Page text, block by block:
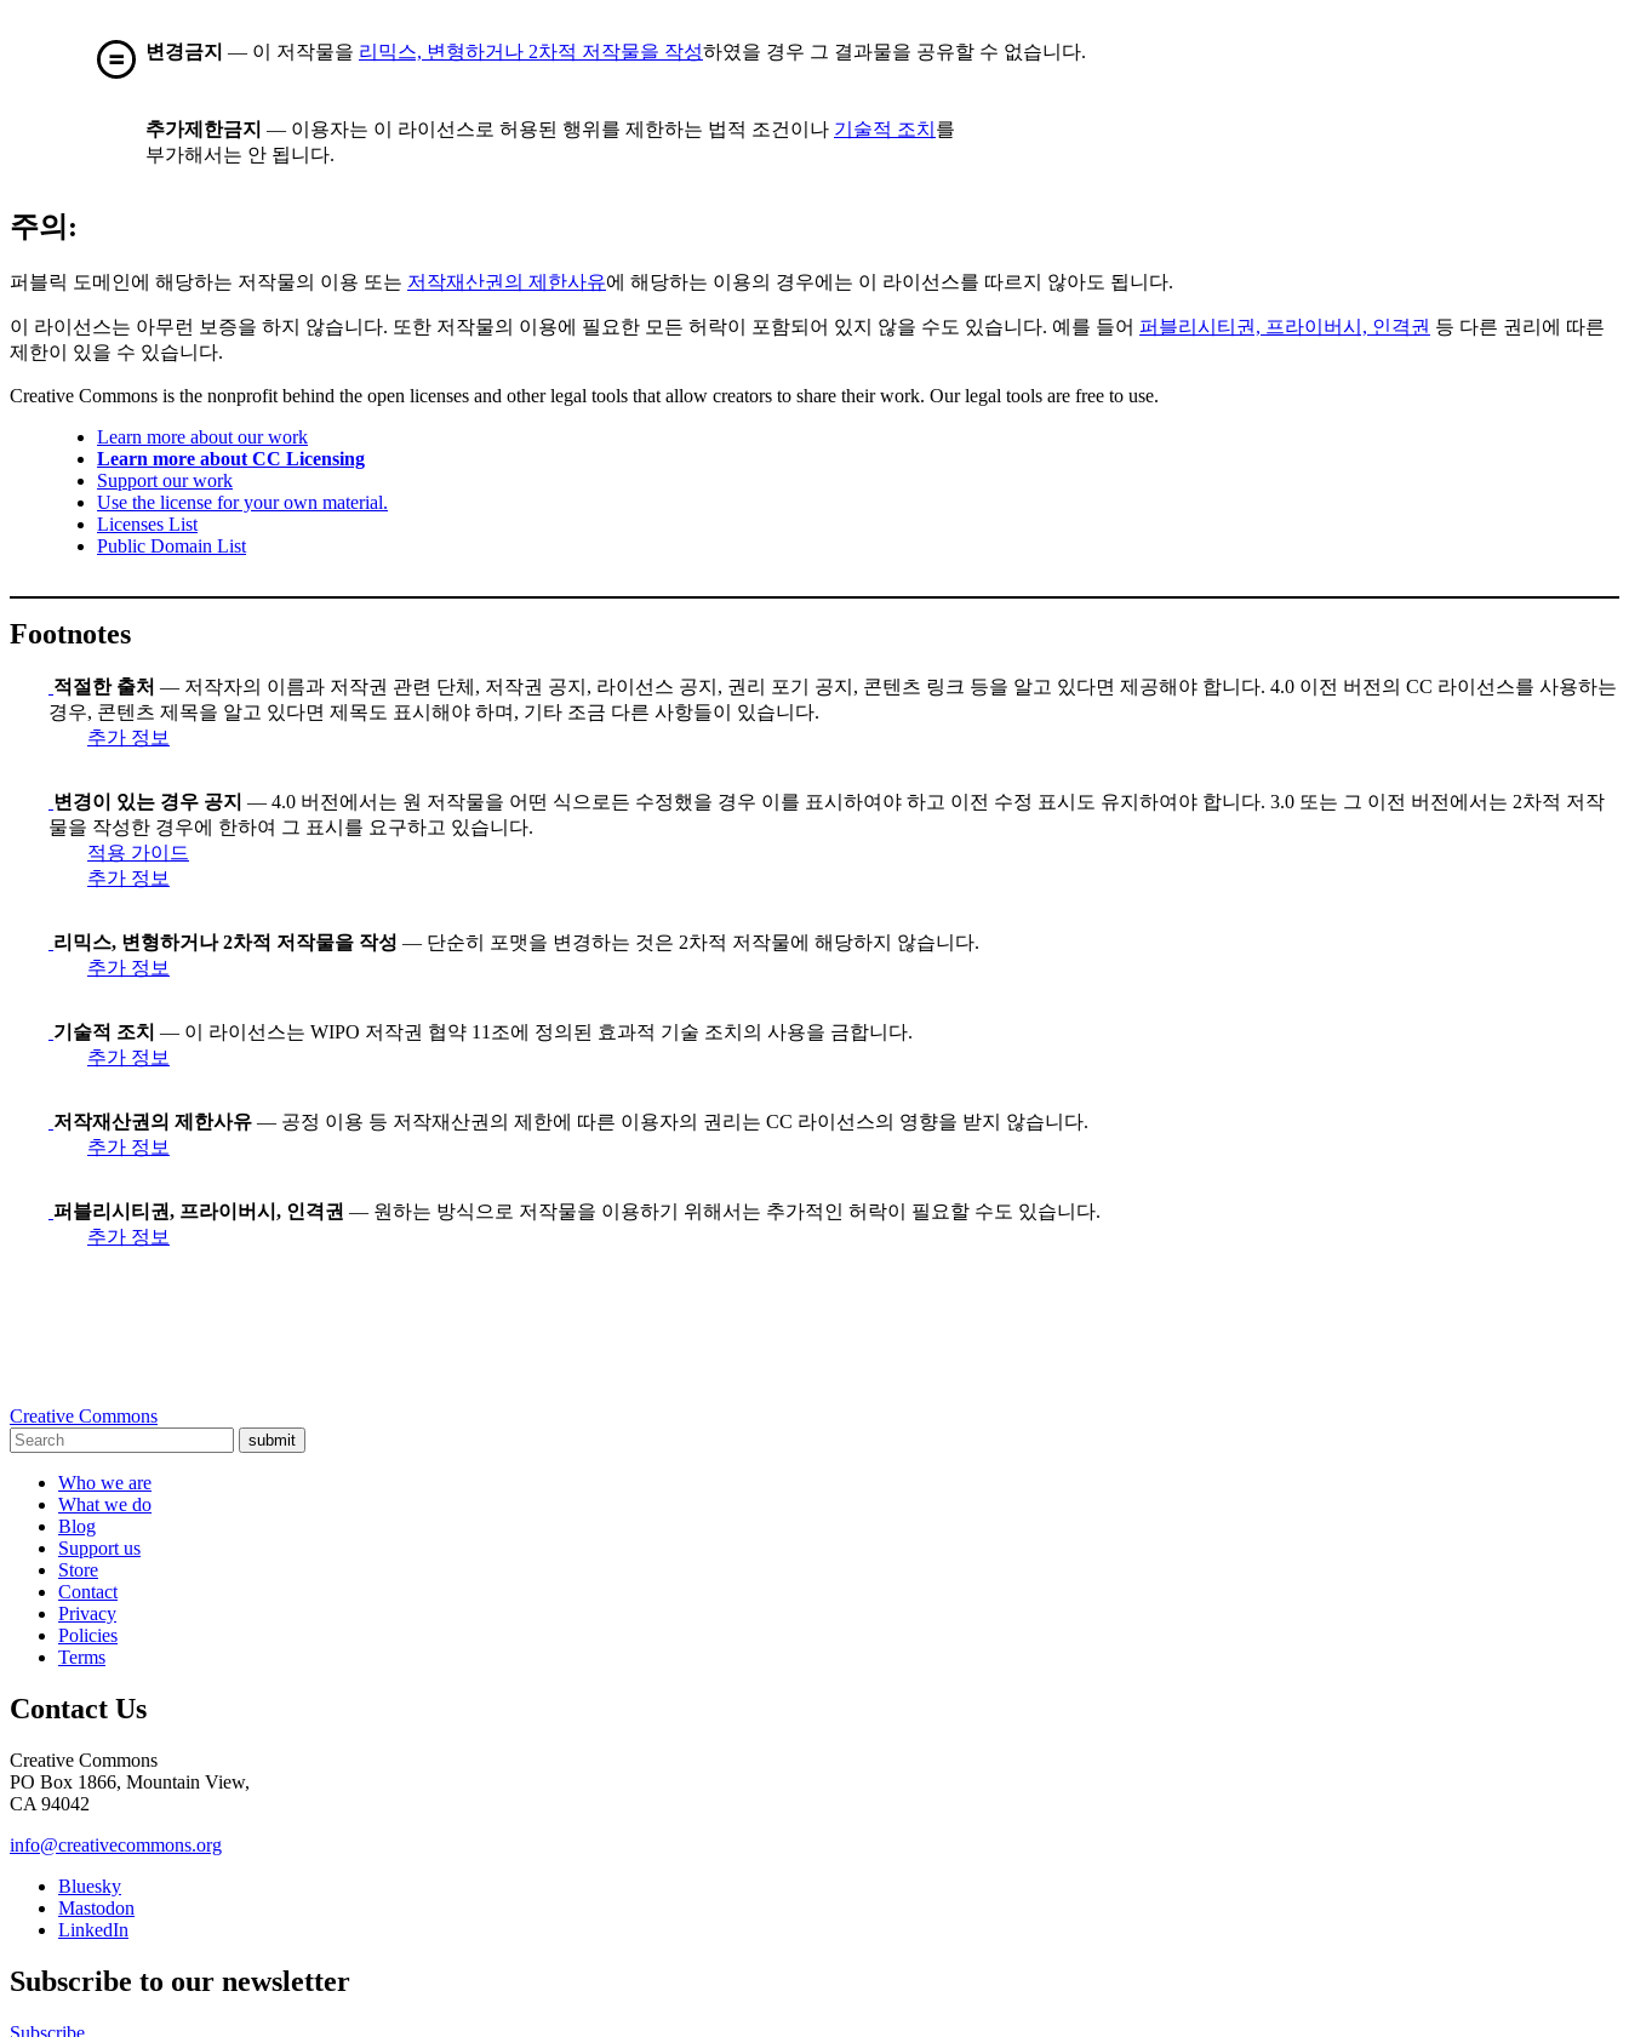
변경금지 — 이 저작물을 리믹스, 변형하거나 2차적 저작물을 작성하였을 경우 그 결과물을 공유할 수 없습니다.
추가제한금지 — 이용자는 이 라이선스로 허용된 행위를 제한하는 법적 조건이나 기술적 조치 를
부가해서는 안 됩니다.
주의:
퍼블릭 도메인에 해당하는 저작물의 이용 또는 저작재산권의 제한사유에 해당하는 이용의 경우에는 이 라이선스를 따르지 않아도 됩니다.
이 라이선스는 아무런 보증을 하지 않습니다. 또한 저작물의 이용에 필요한 모든 허락이 포함되어 있지 않을 수도 있습니다. 예를 들어 퍼블리시티권, 프라이버시, 인격권 등 다른 권리에 따른
제한이 있을 수 있습니다.
Creative Commons is the nonprofit behind the open licenses and other legal tools that allow creators to share their work. Our legal tools are free to use.
Learn more about our work
Learn more about CC Licensing
Support our work
Use the license for your own material.
Licenses List
Public Domain List
Footnotes
적절한 출처 — 저작자의 이름과 저작권 관련 단체, 저작권 공지, 라이선스 공지, 권리 포기 공지, 콘텐츠 링크 등을 알고 있다면 제공해야 합니다. 4.0 이전 버전의 CC 라이선스를 사용하는
경우, 콘텐츠 제목을 알고 있다면 제목도 표시해야 하며, 기타 조금 다른 사항들이 있습니다.
추가 정보
변경이 있는 경우 공지 — 4.0 버전에서는 원 저작물을 어떤 식으로든 수정했을 경우 이를 표시하여야 하고 이전 수정 표시도 유지하여야 합니다. 3.0 또는 그 이전 버전에서는 2차적 저작
물을 작성한 경우에 한하여 그 표시를 요구하고 있습니다.
적용 가이드
추가 정보
리믹스, 변형하거나 2차적 저작물을 작성 — 단순히 포맷을 변경하는 것은 2차적 저작물에 해당하지 않습니다.
추가 정보
기술적 조치 — 이 라이선스는 WIPO 저작권 협약 11조에 정의된 효과적 기술 조치의 사용을 금합니다.
추가 정보
저작재산권의 제한사유 — 공정 이용 등 저작재산권의 제한에 따른 이용자의 권리는 CC 라이선스의 영향을 받지 않습니다.
추가 정보
퍼블리시티권, 프라이버시, 인격권 — 원하는 방식으로 저작물을 이용하기 위해서는 추가적인 허락이 필요할 수도 있습니다.
추가 정보
Creative Commons
submit
Who we are
What we do
Blog
Support us
Store
Contact
Privacy
Policies
Terms
Contact Us
Creative Commons
PO Box 1866, Mountain View,
CA 94042
info@creativecommons.org
Bluesky
Mastodon
LinkedIn
Subscribe to our newsletter
Subscribe